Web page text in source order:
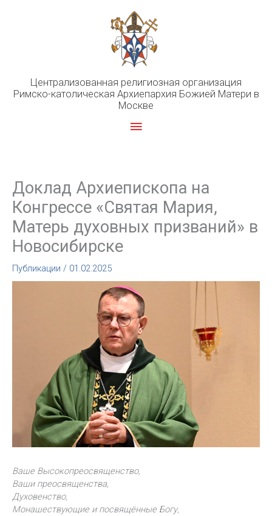
Централизованная религиозная организация
Римско-католическая Архиепархия Божией Матери в
Москве
Главное
Доклад Архиепископа на
Конгрессе «Святая Мария,
Матерь духовных призваний» в
Новосибирске
Публикации / 01.02.2025
Ваше Высокопреосвященство,
Ваши преосвященства,
Духовенство,
Монашествующие и посвящённые Богу,